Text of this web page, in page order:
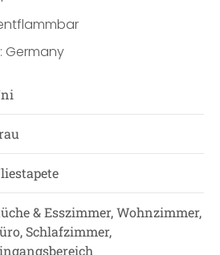
Germany
& Esszimmer, Wohnzimmer,
Schlafzimmer,